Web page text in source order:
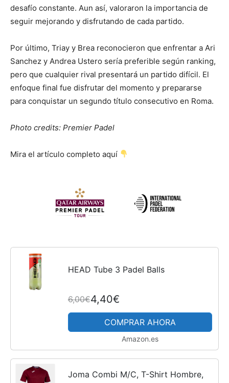
desafío constante. Aun así, valoraron la importancia de
seguir mejorando y disfrutando de cada partido.
Por último, Triay y Brea reconocieron que enfrentar a Ari
Sanchez y Andrea Ustero sería preferible según ranking,
pero que cualquier rival presentará un partido difícil. El
enfoque final fue disfrutar del momento y prepararse
para conquistar un segundo título consecutivo en Roma.
Photo credits: Premier Padel
Mira el artículo completo aquí
HEAD Tube 3 Padel Balls
6,00€4,40€
COMPRAR AHORA
Amazon.es
Joma Combi M/C, T-Shirt Hombre,